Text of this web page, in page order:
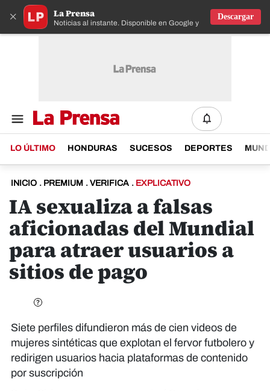
× La Prensa
Noticias al instante. Disponible en Google y IOS
Descargar
LO ÚLTIMO HONDURAS SUCESOS DEPORTES
INICIO . PREMIUM . VERIFICA . EXPLICATIVO
IA sexualiza a falsas
aficionadas del Mundial
para atraer usuarios a
sitios de pago
Siete perfiles difundieron más de cien videos de
mujeres sintéticas que explotan el fervor futbolero y
redirigen usuarios hacia plataformas de contenido
por suscripción